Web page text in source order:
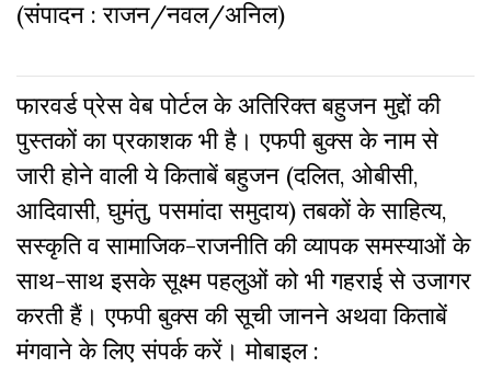
(संपादन : राजन/नवल/अनिल)
फारवर्ड प्रेस वेब पोर्टल के अतिरिक्‍त बहुजन मुद्दों की
पुस्‍तकों का प्रकाशक भी है। एफपी बुक्‍स के नाम से
जारी होने वाली ये किताबें बहुजन (दलित, ओबीसी,
आदिवासी, घुमंतु, पसमांदा समुदाय) तबकों के साहित्‍य,
सस्‍क‍ृति व सामाजिक-राजनीति की व्‍यापक समस्‍याओं के
साथ-साथ इसके सूक्ष्म पहलुओं को भी गहराई से उजागर
करती हैं। एफपी बुक्‍स की सूची जानने अथवा किताबें
मंगवाने के लिए संपर्क करें। मोबाइल :